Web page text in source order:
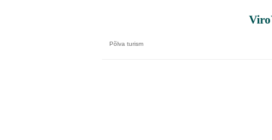
Põlva turism